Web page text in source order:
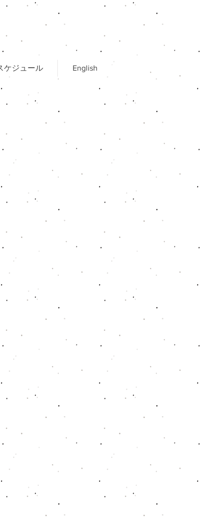
ケジュール English